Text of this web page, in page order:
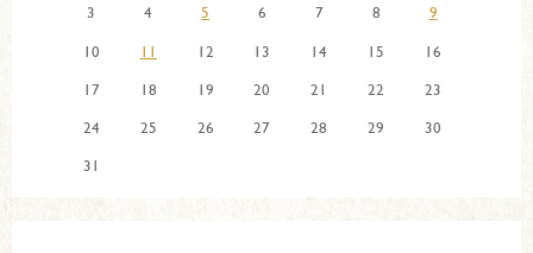
3
4 5 6 7 8
9
10
11 12 13 14 15
16
17
18 19 20 21 22
23
24
25 26 27 28 29
30
31